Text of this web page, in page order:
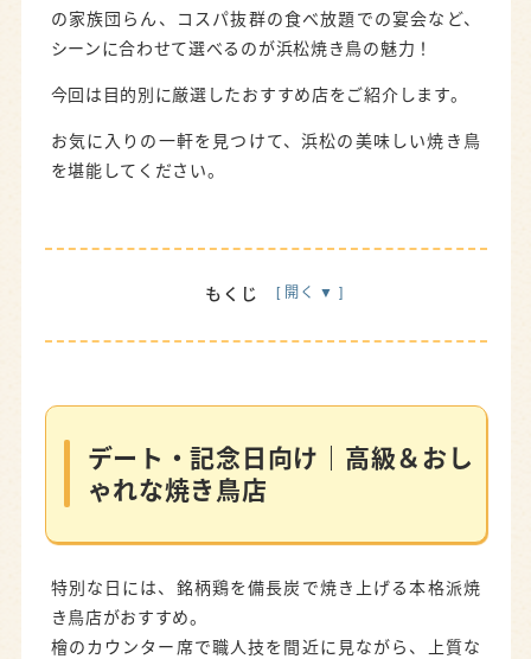
の家族団らん、コスパ抜群の食べ放題での宴会など、
シーンに合わせて選べるのが浜松焼き鳥の魅力！
今回は目的別に厳選したおすすめ店をご紹介します。
お気に入りの一軒を見つけて、浜松の美味しい焼き鳥
を堪能してください。
もくじ
焼き鳥幸羽 ｜天城軍鶏を味わえる注目の焼き鳥店
ニューハカタスタイル
デート・記念日向け｜高級＆おし
ゃれな焼き鳥店
特別な日には、銘柄鶏を備長炭で焼き上げる本格派焼
き鳥店がおすすめ。
檜のカウンター席で職人技を間近に見ながら、上質な